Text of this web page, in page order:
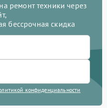
ремонт техники через
бессрочная скидка
конфиденциальности